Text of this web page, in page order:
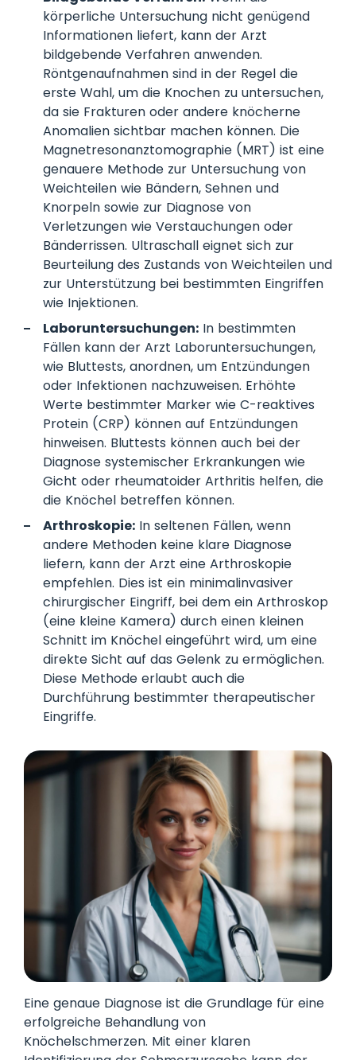
körperliche Untersuchung nicht genügend
Informationen liefert, kann der Arzt
bildgebende Verfahren anwenden.
Röntgenaufnahmen sind in der Regel die
erste Wahl, um die Knochen zu untersuchen,
da sie Frakturen oder andere knöcherne
Anomalien sichtbar machen können. Die
Magnetresonanztomographie (MRT) ist eine
genauere Methode zur Untersuchung von
Weichteilen wie Bändern, Sehnen und
Knorpeln sowie zur Diagnose von
Verletzungen wie Verstauchungen oder
Bänderrissen. Ultraschall eignet sich zur
Beurteilung des Zustands von Weichteilen und
zur Unterstützung bei bestimmten Eingriffen
wie Injektionen.
Laboruntersuchungen: In bestimmten
Fällen kann der Arzt Laboruntersuchungen,
wie Bluttests, anordnen, um Entzündungen
oder Infektionen nachzuweisen. Erhöhte
Werte bestimmter Marker wie C-reaktives
Protein (CRP) können auf Entzündungen
hinweisen. Bluttests können auch bei der
Diagnose systemischer Erkrankungen wie
Gicht oder rheumatoider Arthritis helfen, die
die Knöchel betreffen können.
Arthroskopie: In seltenen Fällen, wenn
andere Methoden keine klare Diagnose
liefern, kann der Arzt eine Arthroskopie
empfehlen. Dies ist ein minimalinvasiver
chirurgischer Eingriff, bei dem ein Arthroskop
(eine kleine Kamera) durch einen kleinen
Schnitt im Knöchel eingeführt wird, um eine
direkte Sicht auf das Gelenk zu ermöglichen.
Diese Methode erlaubt auch die
Durchführung bestimmter therapeutischer
Eingriffe.
Eine genaue Diagnose ist die Grundlage für eine
erfolgreiche Behandlung von
Knöchelschmerzen. Mit einer klaren